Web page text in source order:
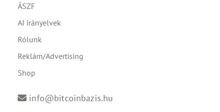
ÁSZF
AI irányelvek
Rólunk
Reklám/Advertising
Shop
info@bitcoinbazis.hu